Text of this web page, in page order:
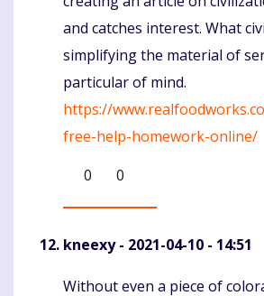
and catches interest. What
simplifying the material of
particular of mind.
https://
free-help-homework-online/
0
0
kneexy- 2021-04-10 - 14:51
Komentaras
Without even a piece of